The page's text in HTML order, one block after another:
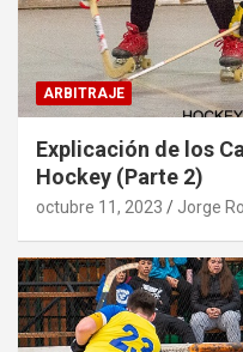
ARBITRAJE
Explicación de los
Hockey (Parte 2)
octubre 11, 2023 Jorge